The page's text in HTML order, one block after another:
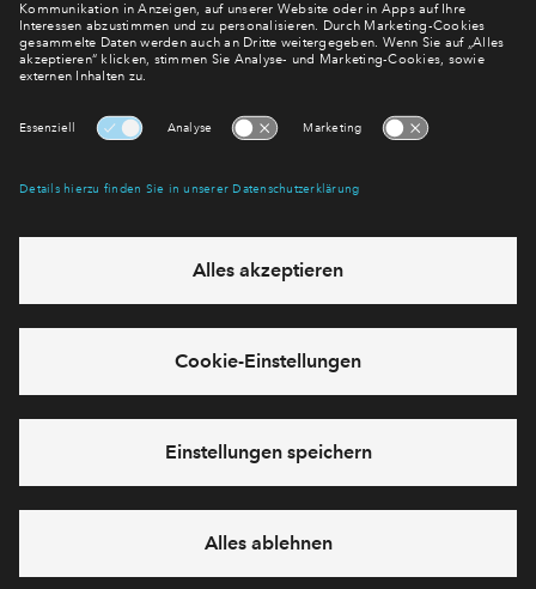
regelmäßig erscheinenden Newsletter informieren wir Sie
über den Stand dieses und weiterer Neubauprojekte.
Abonnieren
für unsereDatenschutzerklärung
Formular: